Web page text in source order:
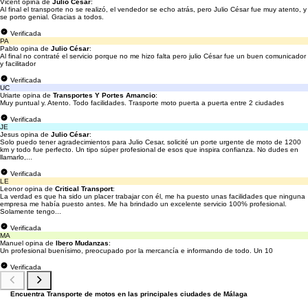
Vicent opina de Julio César:
Al final el transporte no se realizó, el vendedor se echo atrás, pero Julio César fue muy atento, y
se porto genial. Gracias a todos.
Verificada
PA
Pablo opina de Julio César:
Al final no contraté el servicio porque no me hizo falta pero julio César fue un buen comunicador
y facilitador
Verificada
UC
Uriarte opina de Transportes Y Portes Amancio:
Muy puntual y. Atento. Todo facilidades. Trasporte moto puerta a puerta entre 2 ciudades
Verificada
JE
Jesus opina de Julio César:
Solo puedo tener agradecimientos para Julio Cesar, solicité un porte urgente de moto de 1200
km y todo fue perfecto. Un tipo súper profesional de esos que inspira confianza. No dudes en
llamarlo,...
Verificada
LE
Leonor opina de Critical Transport:
La verdad es que ha sido un placer trabajar con él, me ha puesto unas facilidades que ninguna
empresa me había puesto antes. Me ha brindado un excelente servicio 100% profesional.
Solamente tengo...
Verificada
MA
Manuel opina de Ibero Mudanzas:
Un profesional buenísimo, preocupado por la mercancía e informando de todo. Un 10
Verificada
Encuentra Transporte de motos en las principales ciudades de Málaga